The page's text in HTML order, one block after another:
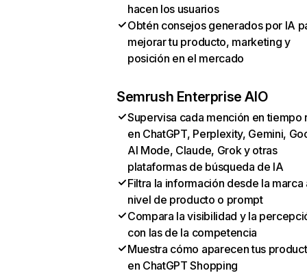
hacen los usuarios
Obtén consejos generados por IA
mejorar tu producto, marketing y
posición en el mercado
Semrush Enterprise AIO
Supervisa cada mención en tiempo
en ChatGPT, Perplexity, Gemini,
AI Mode, Claude, Grok y otras
plataformas de búsqueda de IA
Filtra la información desde la marca
nivel de producto o prompt
Compara la visibilidad y la
con las de la competencia
Muestra cómo aparecen tus
en ChatGPT Shopping